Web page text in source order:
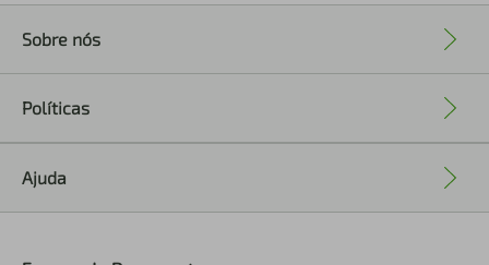
Sobre nós
Políticas
Ajuda